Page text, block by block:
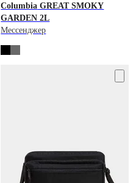
Columbia GREAT SMOKY
GARDEN 2L
Мессенджер